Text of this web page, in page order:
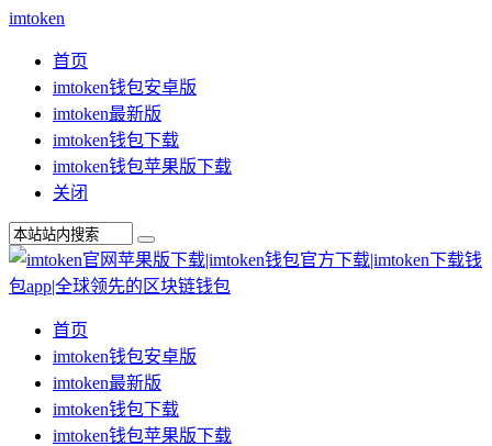
imtoken
首页
imtoken钱包安卓版
imtoken最新版
imtoken钱包下载
imtoken钱包苹果版下载
关闭
首页
imtoken钱包安卓版
imtoken最新版
imtoken钱包下载
imtoken钱包苹果版下载